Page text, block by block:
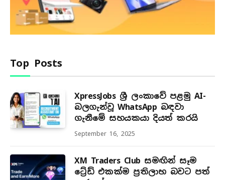
Top Posts
XpressJobs ශ්‍රී ලංකාවේ පළමු AI-
බලගැන්වූ WhatsApp බඳවා
ගැනීමේ සහයකයා දියත් කරයි
September 16, 2025
XM Traders Club සමඟින් සෑම
ට්‍රේඩ් එකක්ම ප්‍රතිලාභ බවට පත්